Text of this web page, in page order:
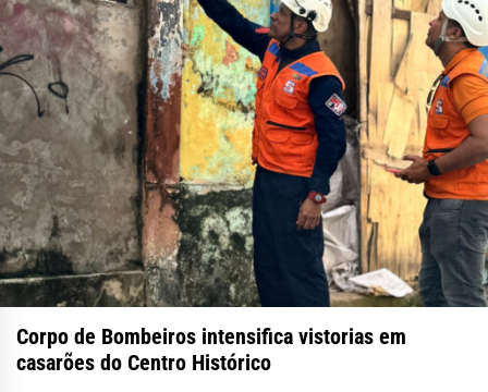
Corpo de Bombeiros intensifica vistorias em
casarões do Centro Histórico